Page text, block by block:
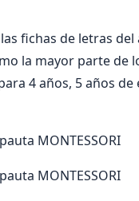
fichas de letras
la mayor parte de
4 años, 5 años
MONTESSORI
MONTESSORI